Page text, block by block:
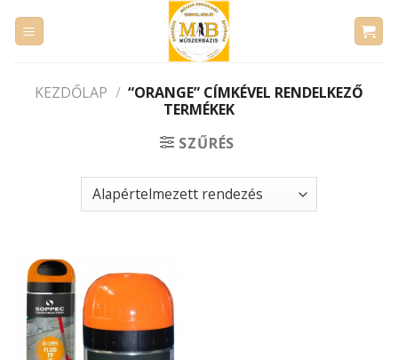
KEZDŐLAP / “ORANGE” CÍMKÉVEL RENDELKEZŐ
TERMÉKEK
SZŰRÉS